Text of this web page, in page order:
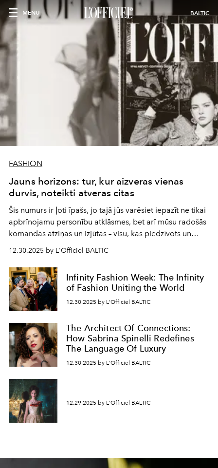
MENU BALTIC
FASHION
Jauns horizons: tur, kur aizveras vienas
durvis, noteikti atveras citas
Šis numurs ir ļoti īpašs, jo tajā jūs varēsiet iepazīt ne tikai
apbrīnojamu personību atklāsmes, bet arī mūsu radošās
komandas atziņas un izjūtas – visu, kas piedzīvots un
pārdzīvots šo gandrīz 20 gadu laikā, veidojot žurnālu.
Šajā brīdī mums svarīgi pateikties visiem, kas bija kopā
ar mums. Tās nav atvadas, bet gan cita, jauna ceļa
sākums. Ar vissirsnīgākajiem laba vēlējumiem jūsu
L’Officiel Baltic
komanda.
12.30.2025 by L'Officiel BALTIC
Infinity Fashion Week: The Infinity
of Fashion Uniting the World
12.30.2025 by L'Officiel BALTIC
The Architect Of Connections:
How Sabrina Spinelli Redefines
The Language Of Luxury
12.30.2025 by L'Officiel BALTIC
12.29.2025 by L'Officiel BALTIC